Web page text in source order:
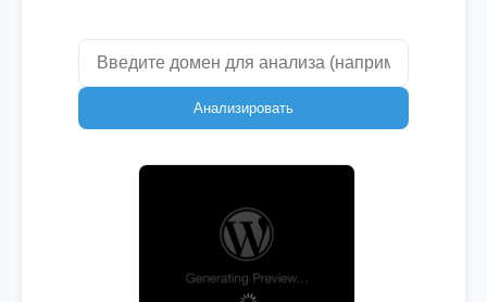
Анализировать